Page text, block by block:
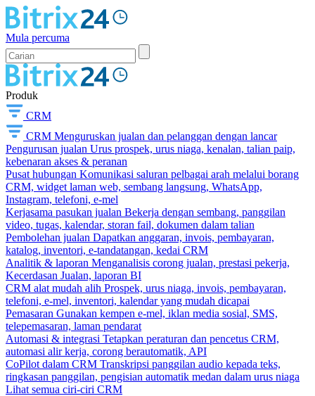
Mula percuma
Produk
CRM
CRM Menguruskan jualan dan pelanggan dengan lancar
Pengurusan jualan Urus prospek, urus niaga, kenalan, talian paip,
kebenaran akses & peranan
Pusat hubungan Komunikasi saluran pelbagai arah melalui borang
CRM, widget laman web, sembang langsung, WhatsApp,
Instagram, telefoni, e-mel
Kerjasama pasukan jualan Bekerja dengan sembang, panggilan
video, tugas, kalendar, storan fail, dokumen dalam talian
Pembolehan jualan Dapatkan anggaran, invois, pembayaran,
katalog, inventori, e-tandatangan, kedai CRM
Analitik & laporan Menganalisis corong jualan, prestasi pekerja,
Kecerdasan Jualan, laporan BI
CRM alat mudah alih Prospek, urus niaga, invois, pembayaran,
telefoni, e-mel, inventori, kalendar yang mudah dicapai
Pemasaran Gunakan kempen e-mel, iklan media sosial, SMS,
telepemasaran, laman pendarat
Automasi & integrasi Tetapkan peraturan dan pencetus CRM,
automasi alir kerja, corong berautomatik, API
CoPilot dalam CRM Transkripsi panggilan audio kepada teks,
ringkasan panggilan, pengisian automatik medan dalam urus niaga
Lihat semua ciri-ciri CRM